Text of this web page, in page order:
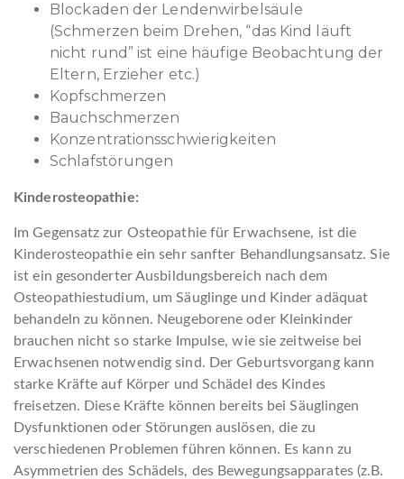
Blockaden der Lendenwirbelsäule
(Schmerzen beim Drehen, “das Kind läuft
nicht rund” ist eine häufige Beobachtung der
Eltern, Erzieher etc.)
Kopfschmerzen
Bauchschmerzen
Konzentrationsschwierigkeiten
Schlafstörungen
Kinderosteopathie:
Im Gegensatz zur Osteopathie für Erwachsene, ist die
Kinderosteopathie ein sehr sanfter Behandlungsansatz. Sie
ist ein gesonderter Ausbildungsbereich nach dem
Osteopathiestudium, um Säuglinge und Kinder adäquat
behandeln zu können. Neugeborene oder Kleinkinder
brauchen nicht so starke Impulse, wie sie zeitweise bei
Erwachsenen notwendig sind. Der Geburtsvorgang kann
starke Kräfte auf Körper und Schädel des Kindes
freisetzen. Diese Kräfte können bereits bei Säuglingen
Dysfunktionen oder Störungen auslösen, die zu
verschiedenen Problemen führen können. Es kann zu
Asymmetrien des Schädels, des Bewegungsapparates (z.B.